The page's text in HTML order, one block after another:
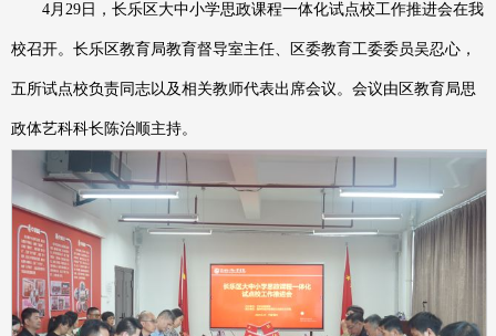
4月29日，长乐区大中小学思政课程一体化试点校工作推进会在我
校召开。长乐区教育局教育督导室主任、区委教育工委委员吴忍心，
五所试点校负责同志以及相关教师代表出席会议。会议由区教育局思
政体艺科科长陈治顺主持。